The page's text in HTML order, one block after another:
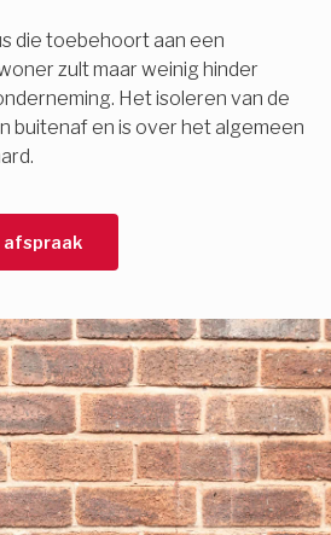
die toebehoort aan een
zult maar weinig hinder
Het isoleren van de
buitenaf en is over het algemeen
afspraak